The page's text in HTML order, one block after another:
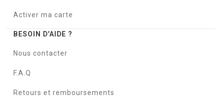
Activer ma carte
BESOIN D'AIDE ?
Nous contacter
F.A.Q
Retours et remboursements